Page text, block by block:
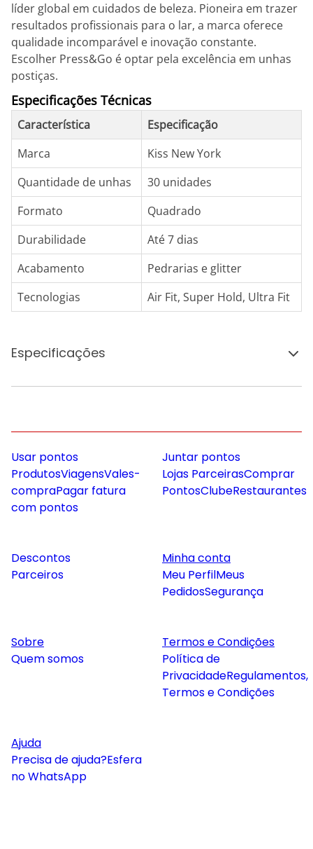
líder global em cuidados de beleza. Pioneira em trazer
resultados profissionais para o lar, a marca oferece
qualidade incomparável e inovação constante.
Escolher Press&Go é optar pela excelência em unhas
postiças.
Especificações Técnicas
Característica
Especificação
Marca
Kiss New York
Quantidade de unhas
30 unidades
Formato
Quadrado
Durabilidade
Até 7 dias
Acabamento
Pedrarias e glitter
Tecnologias
Air Fit, Super Hold, Ultra Fit
Especificações
Usar pontos
ProdutosViagensVales-
compraPagar fatura
com pontos
Juntar pontos
Lojas ParceirasComprar
PontosClubeRestaurantes
Descontos
Parceiros
Minha conta
Meu PerfilMeus
PedidosSegurança
Sobre
Quem somos
Termos e Condições
Política de
PrivacidadeRegulamentos,
Termos e Condições
Ajuda
Precisa de ajuda?Esfera
no WhatsApp